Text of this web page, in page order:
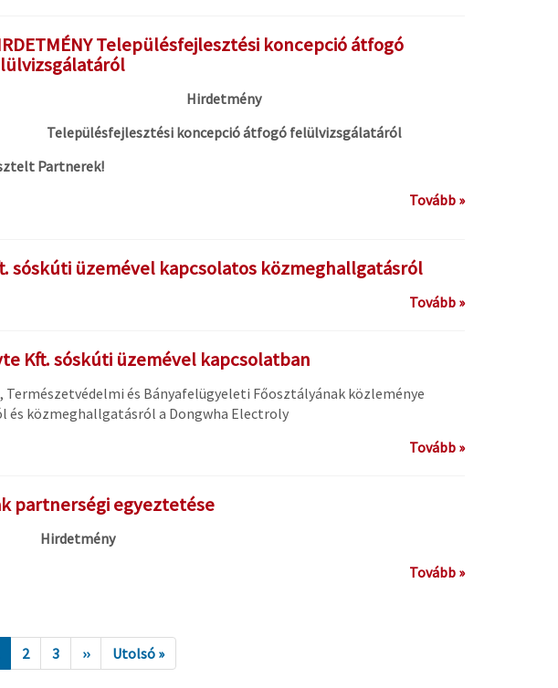
Településfejlesztési koncepció átfogó
Hirdetmény
Településfejlesztési koncepció átfogó felülvizsgálatáról
Partnerek!
Tovább »
sóskúti üzemével kapcsolatos közmeghallgatásról
Tovább »
Kft. sóskúti üzemével kapcsolatban
és Bányafelügyeleti Főosztályának közleménye
és közmeghallgatásról a Dongwha Electroly
Tovább »
partnerségi egyeztetése
Hirdetmény
Tovább »
2 3 ›› Utolsó »